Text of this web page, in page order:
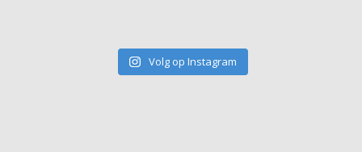
Volg op Instagram